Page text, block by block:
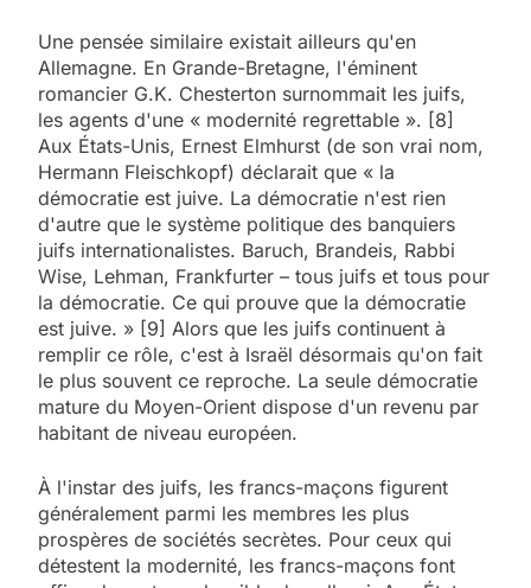
Une pensée similaire existait ailleurs qu'en
Allemagne. En Grande-Bretagne, l'éminent
romancier G.K. Chesterton surnommait les juifs,
les agents d'une « modernité regrettable ». [8]
Aux États-Unis, Ernest Elmhurst (de son vrai nom,
Hermann Fleischkopf) déclarait que « la
démocratie est juive. La démocratie n'est rien
d'autre que le système politique des banquiers
juifs internationalistes. Baruch, Brandeis, Rabbi
Wise, Lehman, Frankfurter – tous juifs et tous pour
la démocratie. Ce qui prouve que la démocratie
est juive. » [9] Alors que les juifs continuent à
remplir ce rôle, c'est à Israël désormais qu'on fait
le plus souvent ce reproche. La seule démocratie
mature du Moyen-Orient dispose d'un revenu par
habitant de niveau européen.
À l'instar des juifs, les francs-maçons figurent
généralement parmi les membres les plus
prospères de sociétés secrètes. Pour ceux qui
détestent la modernité, les francs-maçons font